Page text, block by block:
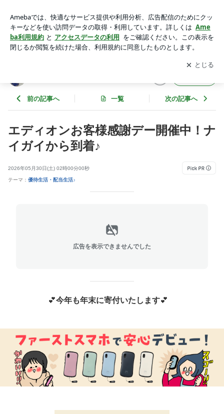
マダムの悠々優待生活♪
アプリをダウンロードして ブログの更新通知
を受け取りまし
ょう。
開く
前の記事へ 一覧 次の記事へ
エディオンお客様感謝デー開催中！ナ
イガイから到着♪
2026年05月30日(土) 02時00分00秒
テーマ： 優待生活・配当生活♪
広告を表示できませんでした
💕今年も年末に寄付いたします💕